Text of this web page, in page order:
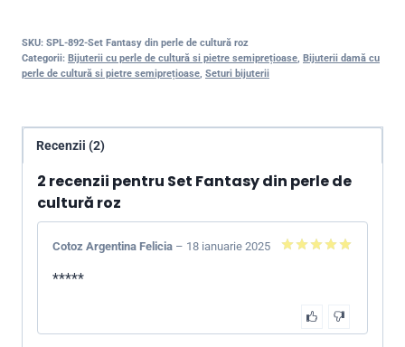
SKU: SPL-892-Set Fantasy din perle de cultură roz
Categorii: Bijuterii cu perle de cultură si pietre semiprețioase, Bijuterii damă cu
perle de cultură si pietre semiprețioase, Seturi bijuterii
Recenzii (2)
2 recenzii pentru Set Fantasy din perle de
cultură roz
Cotoz Argentina Felicia – 18 ianuarie 2025
*****